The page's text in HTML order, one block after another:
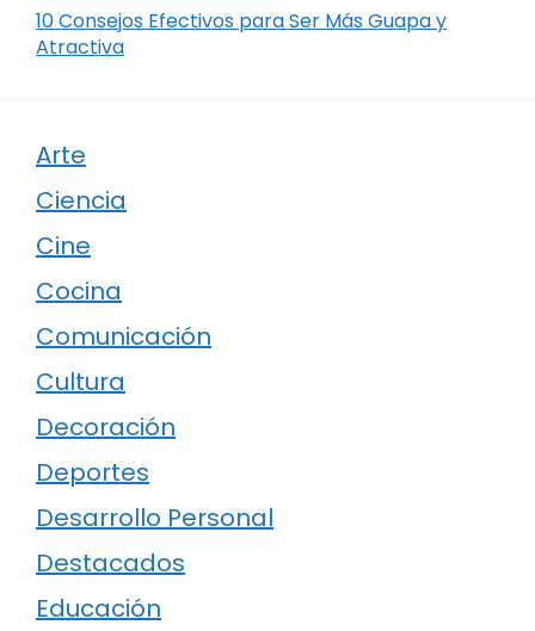
10 Consejos Efectivos para Ser Más Guapa y
Atractiva
Arte
Ciencia
Cine
Cocina
Comunicación
Cultura
Decoración
Deportes
Desarrollo Personal
Destacados
Educación